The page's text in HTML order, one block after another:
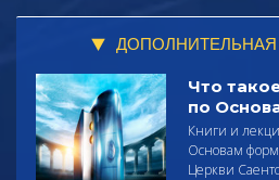
Что
по
Книги и
Основам
Церкви